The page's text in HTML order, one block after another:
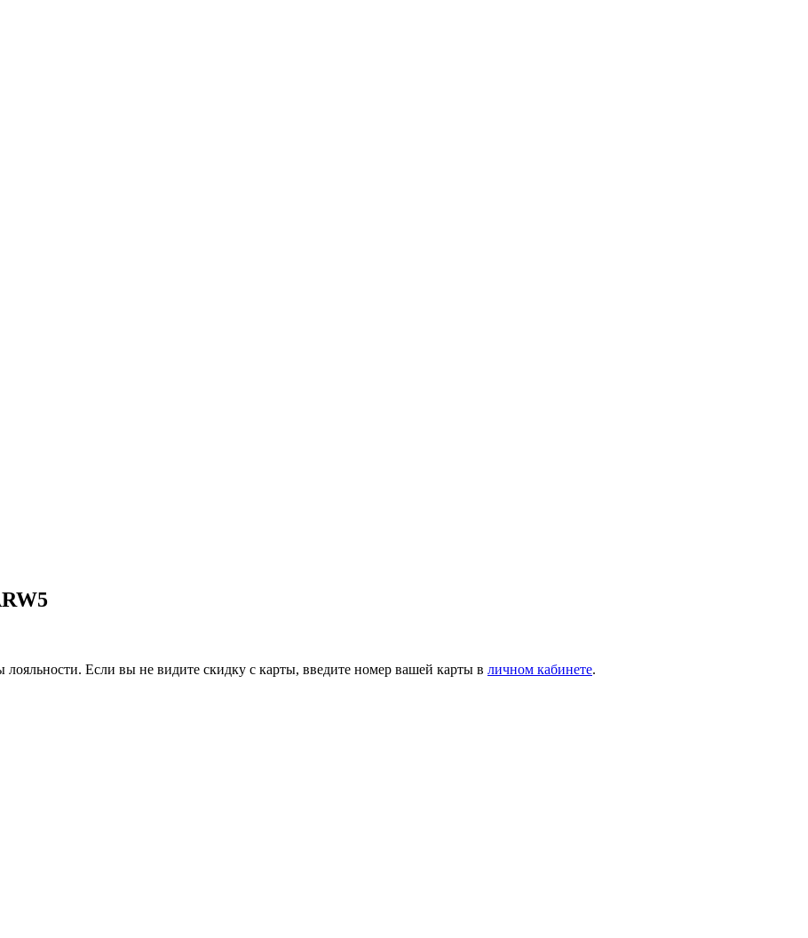
Если вы не видите скидку с карты, введите номер вашей карты в личном кабинете.